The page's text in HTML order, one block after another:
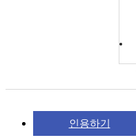
인용하기